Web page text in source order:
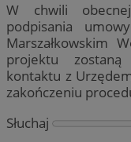
W chwili
podpisania
Marszałkowskim
projektu
kontaktu z
zakończeniu
Słuchaj